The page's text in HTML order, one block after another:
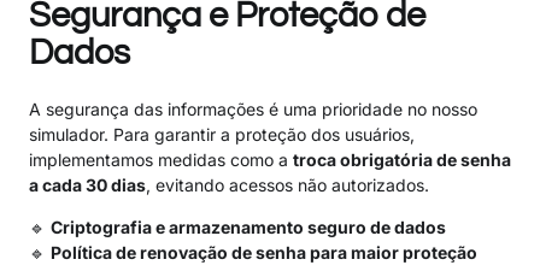
Segurança e Proteção de
Dados
A segurança das informações é uma prioridade no nosso
simulador. Para garantir a proteção dos usuários,
implementamos medidas como a troca obrigatória de senha
a cada 30 dias, evitando acessos não autorizados.
🔹 Criptografia e armazenamento seguro de dados
🔹 Política de renovação de senha para maior proteção